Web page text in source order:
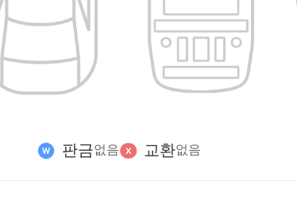
판금없음 교환없음